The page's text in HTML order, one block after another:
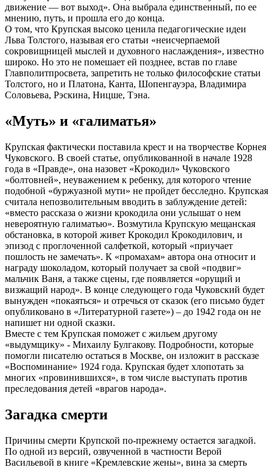
движение — вот выход». Она выбрала единственный, по ее
мнению, путь, и прошла его до конца.
О том, что Крупская высоко ценила педагогические идеи
Льва Толстого, называя его статьи «неисчерпаемой
сокровищницей мыслей и духовного наслаждения», известно
широко. Но это не помешает ей позднее, встав по главе
Главполитпросвета, запретить не только философские статьи
Толстого, но и Платона, Канта, Шопенгауэра, Владимира
Соловьева, Рэскина, Ницше, Тэна.
«Муть» и «галиматья»
Крупская фактически поставила крест и на творчестве Корнея
Чуковского. В своей статье, опубликованной в начале 1928
года в «Правде», она назовет «Крокодил» Чуковского
«болтовней», неуважением к ребенку, для которого чтение
подобной «буржуазной мути» не пройдет бесследно. Крупская
считала непозволительным вводить в заблуждение детей:
«вместо рассказа о жизни крокодила они услышат о нем
невероятную галиматью». Возмутила Крупскую мещанская
обстановка, в которой живет Крокодил Крокодилович, и
эпизод с проглоченной салфеткой, который «приучает
пошлость не замечать». К «промахам» автора она относит и
награду шоколадом, который получает за свой «подвиг»
мальчик Ваня, а также сцены, где появляется «орущий и
визжащий народ». В конце следующего года Чуковский будет
вынужден «покаяться» и отречься от сказок (его письмо будет
опубликовано в «Литературной газете») – до 1942 года он не
напишет ни одной сказки.
Вместе с тем Крупская поможет с жильем другому
«выдумщику» - Михаилу Булгакову. Подробности, которые
помогли писателю остаться в Москве, он изложит в рассказе
«Воспоминание» 1924 года. Крупская будет хлопотать за
многих «провинившихся», в том числе выступать против
преследования детей «врагов народа».
Загадка смерти
Причины смерти Крупской по-прежнему остается загадкой.
По одной из версий, озвученной в частности Верой
Васильевой в книге «Кремлевские жены», вина за смерть